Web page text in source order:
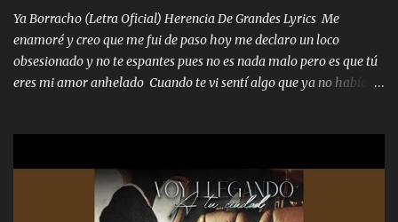
tumbaron prisionero en caliente me llevaron me achacaba cargos
que estaban muy raros me gritaba a donde tienes el clavo Yo me
enfiesto me gusta vivir en grande más me cuido me gusta ser
responsable hay rateros envidiosos que no falten mi dios es grande
me cuida de las maldades Pa el equipo aquí le mando un abrazo
Ya Borracho (Letra Oficial) Herencia De Grandes Lyrics Me
enamoré y creo que me fui de paso hoy me declaro un loco
obsesionado y no te espantes pues no es nada malo pero es que tú
eres mi amor anhelado Cuando te vi sentí algo que ya no había
cariño de mi alma Que pa febrero vendré frente a ti con mis
preguntas y digas que sí hacernos novios y verte feliz y muy
contenta como yo por ti Música Pregúntame qué es lo que me